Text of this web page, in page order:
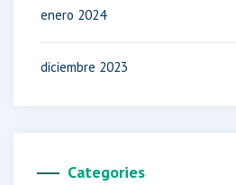
enero 2024
diciembre 2023
Categories